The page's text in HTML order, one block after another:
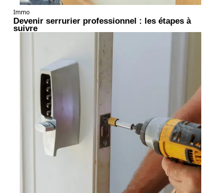
Immo
Devenir serrurier professionnel : les étapes à
suivre